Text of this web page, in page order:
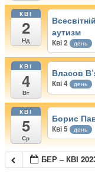
КВІ
2
Нд
аутизм
Кві 2 день
КВІ
4
Вт
Власов
Кві 4 день
КВІ
5
Ср
Борис
Кві 5 день
БЕР – КВІ